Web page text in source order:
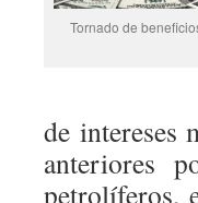
Tornado de
de intereses
anteriores
petrolíferos,